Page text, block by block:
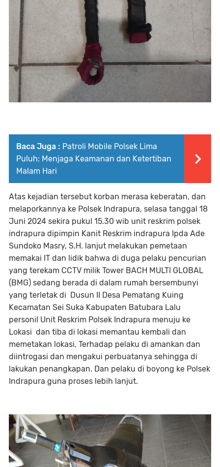
Baca Juga : Patroli Mobile Polsek Lima
Puluh: Menjaga Keamanan dan Ketertiban
Malam Hari
Atas kejadian tersebut korban merasa keberatan, dan
melaporkannya ke Polsek Indrapura, selasa tanggal 18
Juni 2024 sekira pukul 15.30 wib unit reskrim polsek
indrapura dipimpin Kanit Reskrim indrapura Ipda Ade
Sundoko Masry, S.H. lanjut melakukan pemetaan
memakai IT dan lidik bahwa di duga pelaku pencurian
yang terekam CCTV milik Tower BACH MULTI GLOBAL
(BMG) sedang berada di dalam rumah bersembunyi
yang terletak di Dusun II Desa Pematang Kuing
Kecamatan Sei Suka Kabupaten Batubara Lalu
personil Unit Reskrim Polsek Indrapura menuju ke
Lokasi dan tiba di lokasi memantau kembali dan
memetakan lokasi, Terhadap pelaku di amankan dan
diintrogasi dan mengakui perbuatanya sehingga di
lakukan penangkapan. Dan pelaku di boyong ke Polsek
Indrapura guna proses lebih lanjut.